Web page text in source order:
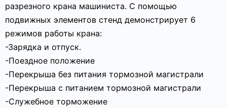
разрезного крана машиниста. С помощью
подвижных элементов стенд демонстрирует 6
режимов работы крана:
-Зарядка и отпуск.
-Поездное положение
-Перекрыша без питания тормозной магистрали
-Перекрыша с питанием тормозной магистрали
-Служебное торможение